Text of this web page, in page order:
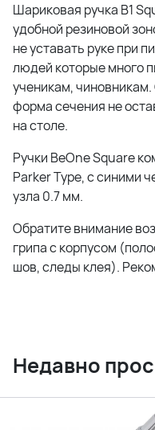
Шариковая ручка B1
удобной резиновой
не уставать руке при
людей которые много
ученикам,
форма сечения не
на столе.
Ручки BeOne Square
Parker Type, с синими
узла 0.7 мм.
Обратите внимание
грипа с корпусом
шов, следы клея).
Недавно